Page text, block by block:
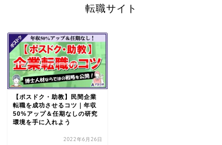
転職サイト
【ポスドク・助教】民間企業
転職を成功させるコツ｜年収
50%アップ＆任期なしの研究
環境を手に入れよう
2022年6月26日